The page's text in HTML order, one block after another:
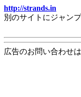
http://strands.in
別のサイトにジャン
広告のお問い合わせは